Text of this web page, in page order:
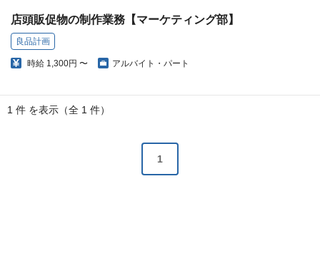
店頭販促物の制作業務【マーケティング部】
良品計画
時給 1,300円 〜 アルバイト・パート
1 件 を表示（全 1 件）
1